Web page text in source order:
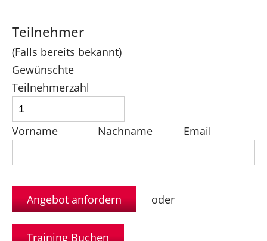
Teilnehmer
(Falls bereits bekannt)
Gewünschte
Teilnehmerzahl
Vorname Nachname Email
oder